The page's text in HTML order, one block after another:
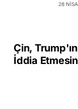
28
Çin,
İddia